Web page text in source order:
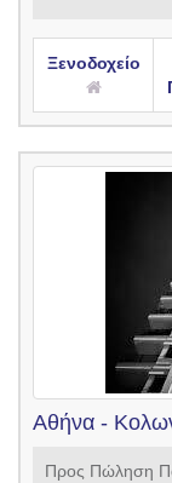
Ξενοδοχείο
Αθήνα -
Προς Πώληση